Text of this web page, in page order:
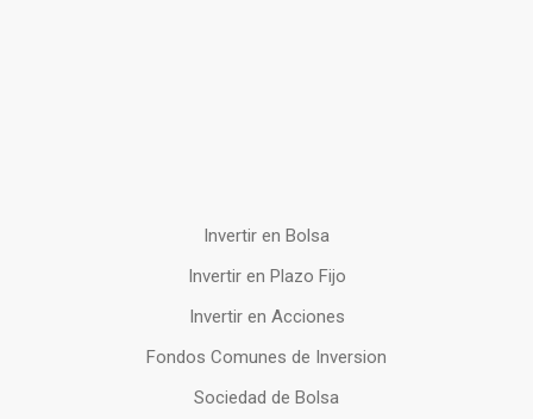
Invertir en Bolsa
Invertir en Plazo Fijo
Invertir en Acciones
Fondos Comunes de Inversion
Sociedad de Bolsa